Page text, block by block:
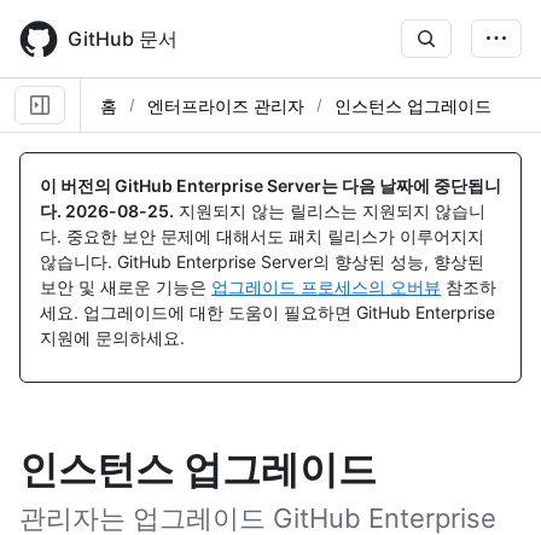
main
content
GitHub 문서
홈 엔터프라이즈 관리자 인스턴스 업그레이드
이 버전의 GitHub Enterprise Server는 다음 날짜에 중단됩니
다. 2026-08-25. 지원되지 않는 릴리스는 지원되지 않습니
다. 중요한 보안 문제에 대해서도 패치 릴리스가 이루어지지
않습니다. GitHub Enterprise Server의 향상된 성능, 향상된
보안 및 새로운 기능은 업그레이드 프로세스의 오버뷰 참조하
세요. 업그레이드에 대한 도움이 필요하면 GitHub Enterprise
지원에 문의하세요.
인스턴스 업그레이드
관리자는 업그레이드 GitHub Enterprise